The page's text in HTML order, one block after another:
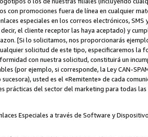
con promociones fuera de línea en cualquier
especiales en los correos electrónicos,
el cliente receptor las haya aceptado) y
[Si lo solicitamos, nos proporcionarás
solicitud de este tipo, especificaremos
con nuestra solicitud, constituirá un
(por ejemplo, si corresponde, la Ley CAN-
usted es el «Remitente» de cada
prácticas del sector del marketing para todas
Especiales a través de Software y